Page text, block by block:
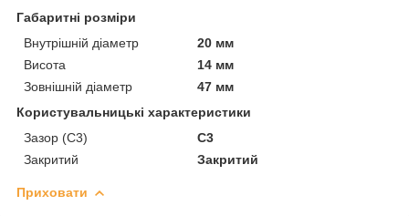
Габаритні розміри
Внутрішній діаметр
20 мм
Висота
14 мм
Зовнішній діаметр
47 мм
Користувальницькі характеристики
Зазор (С3)
C3
Закритий
Закритий
Приховати